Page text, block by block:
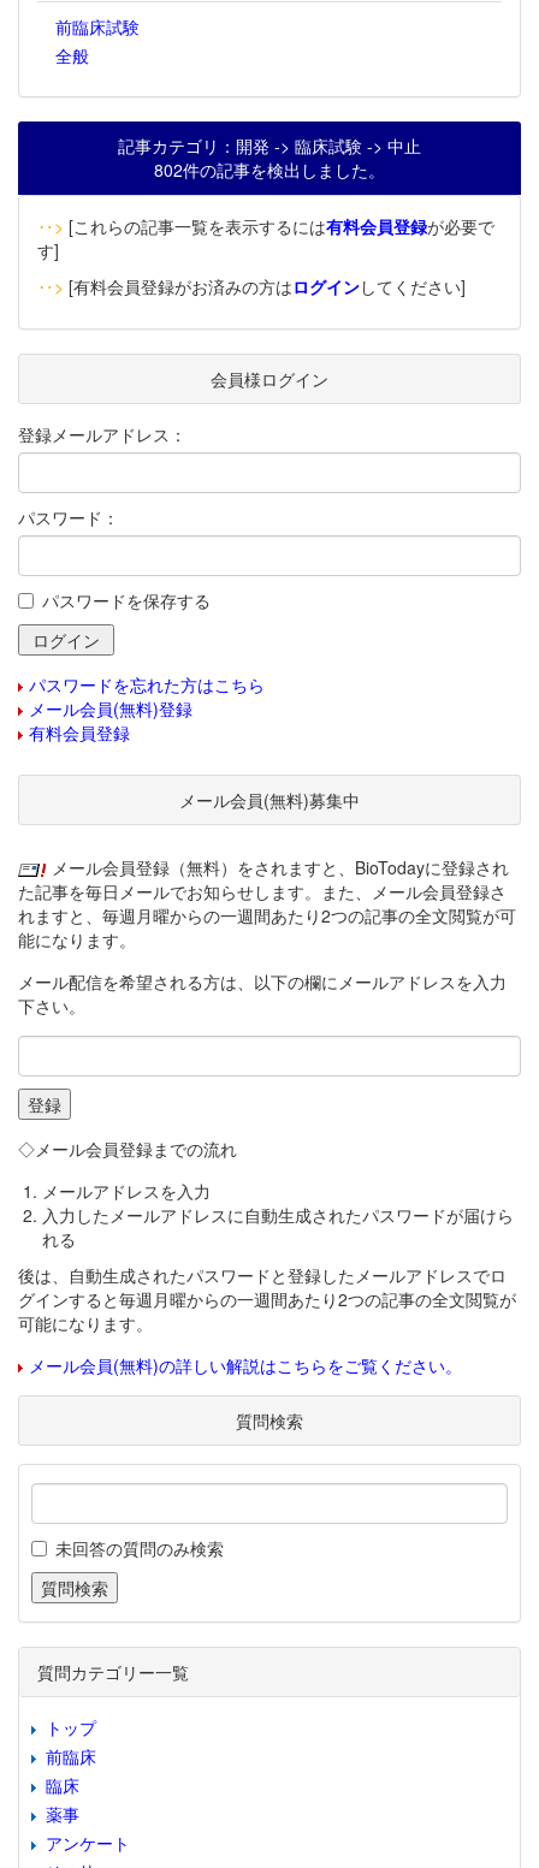
前臨床試験
全般
記事カテゴリ：開発 -> 臨床試験 -> 中止
802件の記事を検出しました。
‥> [これらの記事一覧を表示するには有料会員登録が必要で
す]
‥> [有料会員登録がお済みの方はログインしてください]
会員様ログイン
登録メールアドレス：
パスワード：
パスワードを保存する
パスワードを忘れた方はこちら
メール会員(無料)登録
有料会員登録
メール会員(無料)募集中
メール会員登録（無料）をされますと、BioTodayに登録され
た記事を毎日メールでお知らせします。また、メール会員登録さ
れますと、毎週月曜からの一週間あたり2つの記事の全文閲覧が可
能になります。
メール配信を希望される方は、以下の欄にメールアドレスを入力
下さい。
◇メール会員登録までの流れ
メールアドレスを入力
入力したメールアドレスに自動生成されたパスワードが届けら
れる
後は、自動生成されたパスワードと登録したメールアドレスでロ
グインすると毎週月曜からの一週間あたり2つの記事の全文閲覧が
可能になります。
メール会員(無料)の詳しい解説はこちらをご覧ください。
質問検索
未回答の質問のみ検索
質問カテゴリー一覧
トップ
前臨床
臨床
薬事
アンケート